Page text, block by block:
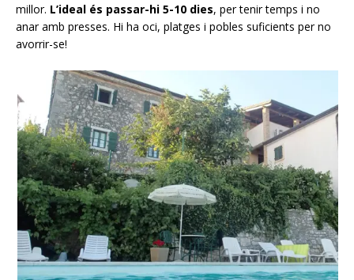
millor. L’ideal és passar-hi 5-10 dies, per tenir temps i no
anar amb presses. Hi ha oci, platges i pobles suficients per no
avorrir-se!